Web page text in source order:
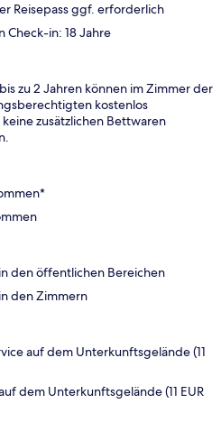
Reisepass ggf. erforderlich
Check-in: 18 Jahre
zu 2 Jahren können im Zimmer der
kostenlos
zusätzlichen Bettwaren
den öffentlichen Bereichen
den Zimmern
auf dem Unterkunftsgelände (11
dem Unterkunftsgelände (11 EUR